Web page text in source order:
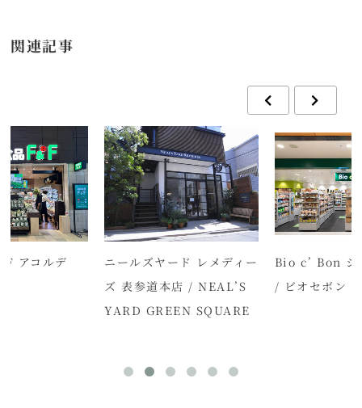
関連記事
F アコルデ
ニールズヤード レメディー
ズ 表参道本店 / NEAL’S
YARD GREEN SQUARE
Bio c’ Bon ジ
/ ビオセボン